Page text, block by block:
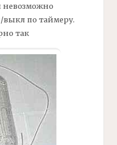
невозможно
выкл по таймеру.
так